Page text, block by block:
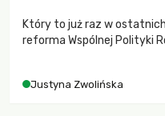
Który to już raz w
reforma Wspólnej Polityki
Justyna Zwolińska